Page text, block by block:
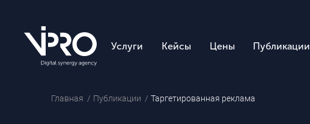
Услуги Кейсы Цены Публикации
Главная Публикации Таргетированная реклама